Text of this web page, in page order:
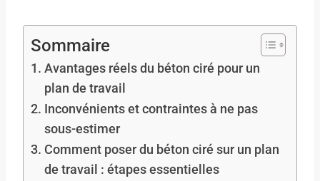
Sommaire
Avantages réels du béton ciré pour un
plan de travail
Inconvénients et contraintes à ne pas
sous-estimer
Comment poser du béton ciré sur un plan
de travail : étapes essentielles